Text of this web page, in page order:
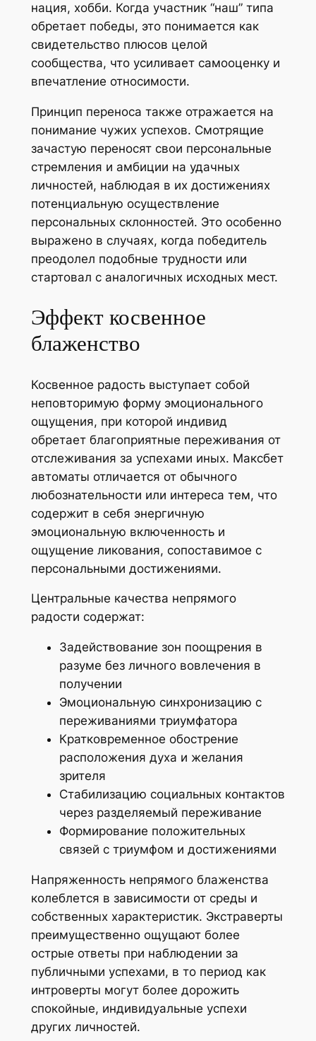
нация, хобби. Когда участник “наш” типа
обретает победы, это понимается как
свидетельство плюсов целой
сообщества, что усиливает самооценку и
впечатление относимости.
Принцип переноса также отражается на
понимание чужих успехов. Смотрящие
зачастую переносят свои персональные
стремления и амбиции на удачных
личностей, наблюдая в их достижениях
потенциальную осуществление
персональных склонностей. Это особенно
выражено в случаях, когда победитель
преодолел подобные трудности или
стартовал с аналогичных исходных мест.
Эффект косвенное
блаженство
Косвенное радость выступает собой
неповторимую форму эмоционального
ощущения, при которой индивид
обретает благоприятные переживания от
отслеживания за успехами иных. Максбет
автоматы отличается от обычного
любознательности или интереса тем, что
содержит в себя энергичную
эмоциональную включенность и
ощущение ликования, сопоставимое с
персональными достижениями.
Центральные качества непрямого
радости содержат:
Задействование зон поощрения в
разуме без личного вовлечения в
получении
Эмоциональную синхронизацию с
переживаниями триумфатора
Кратковременное обострение
расположения духа и желания
зрителя
Стабилизацию социальных контактов
через разделяемый переживание
Формирование положительных
связей с триумфом и достижениями
Напряженность непрямого блаженства
колеблется в зависимости от среды и
собственных характеристик. Экстраверты
преимущественно ощущают более
острые ответы при наблюдении за
публичными успехами, в то период как
интроверты могут более дорожить
спокойные, индивидуальные успехи
других личностей.